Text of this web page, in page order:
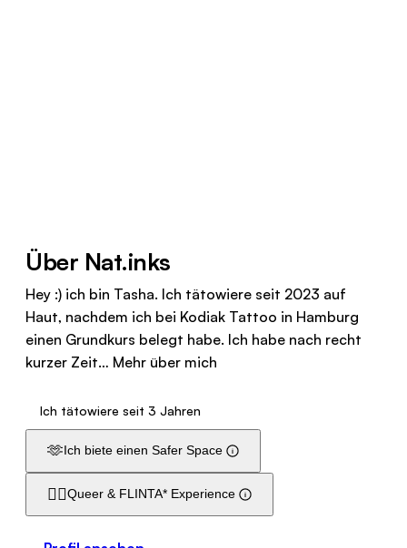
Über Nat.inks
Hey :) ich bin Tasha. Ich tätowiere seit 2023 auf
Haut, nachdem ich bei Kodiak Tattoo in Hamburg
einen Grundkurs belegt habe. Ich habe nach recht
kurzer Zeit… Mehr über mich
Ich tätowiere seit 3 Jahren
🫶Ich biete einen Safer Space
🏳️‍🌈Queer & FLINTA* Experience